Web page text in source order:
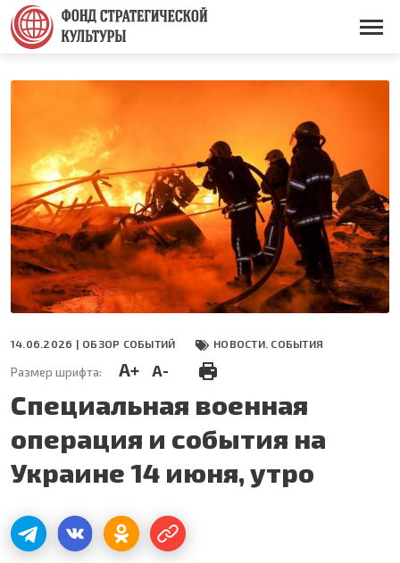
Перейти
основному
содержанию
Основная
14.06.2026 | ОБЗОР СОБЫТИЙ НОВОСТИ. СОБЫТИЯ
Размер шрифта: A+ A-
Специальная военная
операция и события на
Украине 14 июня, утро